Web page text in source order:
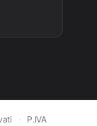
·
P.IVA